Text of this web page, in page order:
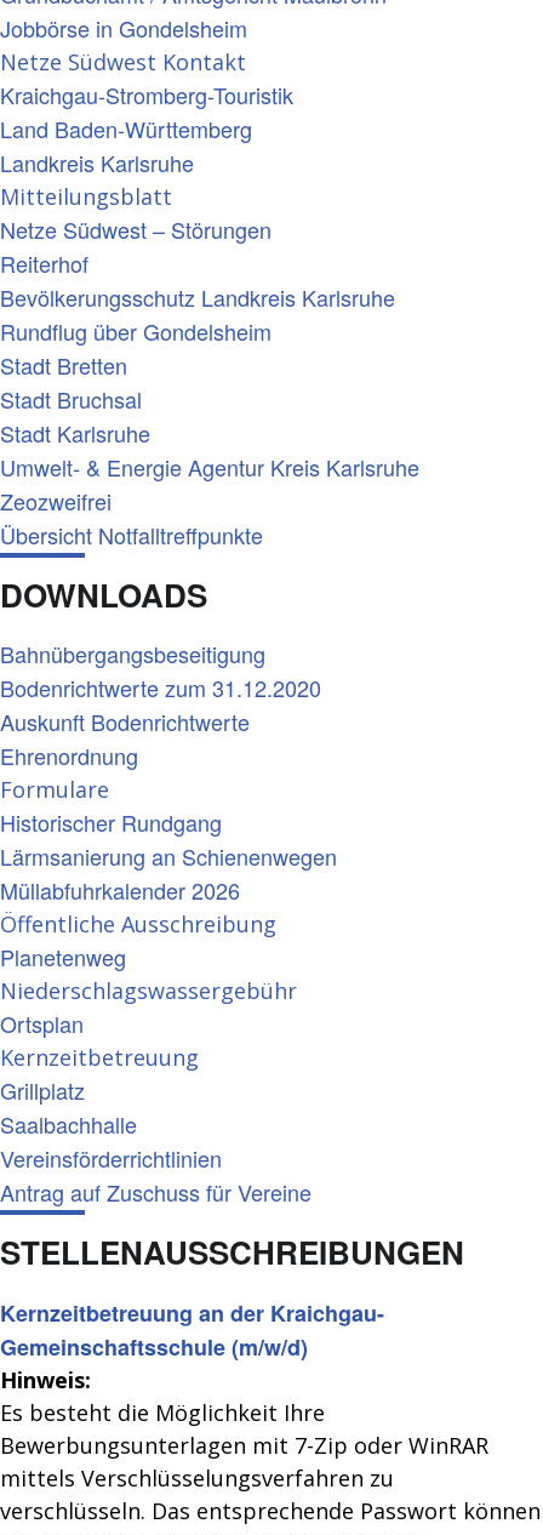
Jobbörse in Gondelsheim
Netze Südwest Kontakt
Kraichgau-Stromberg-Touristik
Land Baden-Württemberg
Landkreis Karlsruhe
Mitteilungsblatt
Netze Südwest – Störungen
Reiterhof
Bevölkerungsschutz Landkreis Karlsruhe
Rundflug über Gondelsheim
Stadt Bretten
Stadt Bruchsal
Stadt Karlsruhe
Umwelt- & Energie Agentur Kreis Karlsruhe
Zeozweifrei
Übersicht Notfalltreffpunkte
DOWNLOADS
Bahnübergangsbeseitigung
Bodenrichtwerte zum 31.12.2020
Auskunft Bodenrichtwerte
Ehrenordnung
Formulare
Historischer Rundgang
Lärmsanierung an Schienenwegen
Müllabfuhrkalender 2026
Öffentliche Ausschreibung
Planetenweg
Niederschlagswassergebühr
Ortsplan
Kernzeitbetreuung
Grillplatz
Saalbachhalle
Vereinsförderrichtlinien
Antrag auf Zuschuss für Vereine
STELLENAUSSCHREIBUNGEN
Kernzeitbetreuung an der Kraichgau-
Gemeinschaftsschule (m/w/d)
Hinweis:
Es besteht die Möglichkeit Ihre
Bewerbungsunterlagen mit 7-Zip oder WinRAR
mittels Verschlüsselungsverfahren zu
verschlüsseln. Das entsprechende Passwort können